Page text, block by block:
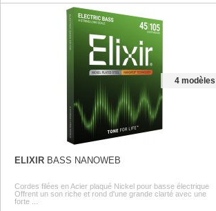
4 modèles
ELIXIRBASS NANOWEB
Cordes filées en Acier plaqué Nickel pour basse électrique
Offrent un son riche et rond d'une grande clarté avec une
forte ...